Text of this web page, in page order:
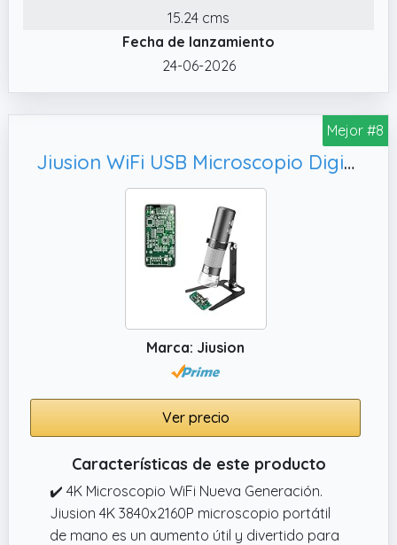
PARA DETALLES ULTRACLAROS: Descubra una
pantalla IPS de alta calidad de 10,1 pulgadas
que ofrece colores intensos y una claridad
excepcional en cada visión. En combinación
con un aumento de 1500x, le revela mundos
que no son visibles a simple vista, ya sea al
examinar una soldadura microelectrónica o
los complejos patrones de un insecto.
✔️ CONSTRUCCIÓN METÁLICA ROBUSTA Y
BASE ELEVADA PARA MAYOR ESTABILIDAD Y
ESPACIO: Disfrute de una estabilidad
profesional gracias a la base de una sola
pieza de aluminio macizo que elimina las
vibraciones. La base elevada 10,6 pulgadas
✔️ Servicio de atención al cliente las 24 horas:
nuestro equipo de asistencia está disponible
las 24 horas del día por correo electrónico.
Envíenos el número de pedido y una
descripción del problema.
15.24 cms
Fecha de lanzamiento
24-06-2026
Mejor #8
Jiusion WiFi USB Microscopio Digital de Mano, 50 a 1000x Aumento Inalámbrico Endoscopio 4K 3840x2160P Cámara 8 LED con Soporte de Metal para iPhone iPad Android Mac Windows Linux Chrome
Marca: Jiusion
Ver precio
Características de este producto
✔️ 4K Microscopio WiFi Nueva Generación.
Jiusion 4K 3840x2160P microscopio portátil
de mano es un aumento útil y divertido para